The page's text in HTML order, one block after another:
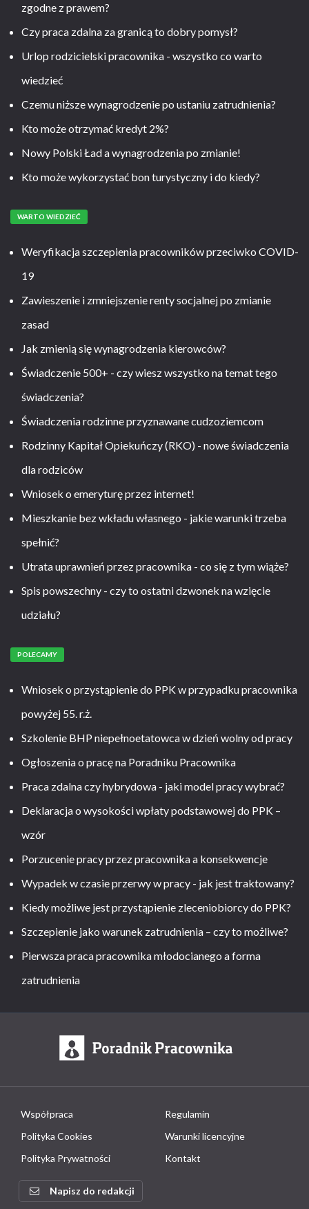
zgodne z prawem?
Czy praca zdalna za granicą to dobry pomysł?
Urlop rodzicielski pracownika - wszystko co warto
wiedzieć
Czemu niższe wynagrodzenie po ustaniu zatrudnienia?
Kto może otrzymać kredyt 2%?
Nowy Polski Ład a wynagrodzenia po zmianie!
Kto może wykorzystać bon turystyczny i do kiedy?
WARTO WIEDZIEĆ
Weryfikacja szczepienia pracowników przeciwko COVID-
19
Zawieszenie i zmniejszenie renty socjalnej po zmianie
zasad
Jak zmienią się wynagrodzenia kierowców?
Świadczenie 500+ - czy wiesz wszystko na temat tego
świadczenia?
Świadczenia rodzinne przyznawane cudzoziemcom
Rodzinny Kapitał Opiekuńczy (RKO) - nowe świadczenia
dla rodziców
Wniosek o emeryturę przez internet!
Mieszkanie bez wkładu własnego - jakie warunki trzeba
spełnić?
Utrata uprawnień przez pracownika - co się z tym wiąże?
Spis powszechny - czy to ostatni dzwonek na wzięcie
udziału?
POLECAMY
Wniosek o przystąpienie do PPK w przypadku pracownika
powyżej 55. r.ż.
Szkolenie BHP niepełnoetatowca w dzień wolny od pracy
Ogłoszenia o pracę na Poradniku Pracownika
Praca zdalna czy hybrydowa - jaki model pracy wybrać?
Deklaracja o wysokości wpłaty podstawowej do PPK –
wzór
Porzucenie pracy przez pracownika a konsekwencje
Wypadek w czasie przerwy w pracy - jak jest traktowany?
Kiedy możliwe jest przystąpienie zleceniobiorcy do PPK?
Szczepienie jako warunek zatrudnienia – czy to możliwe?
Pierwsza praca pracownika młodocianego a forma
zatrudnienia
Współpraca
Regulamin
Polityka Cookies
Warunki licencyjne
Polityka Prywatności
Kontakt
Napisz do redakcji